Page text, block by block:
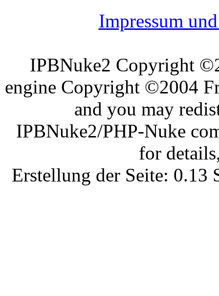
Impressum
IPBNuke2 Copyright
engine Copyright ©2004
and you may
IPBNuke2/PHP-Nuke
for
Erstellung der Seite: 0.13